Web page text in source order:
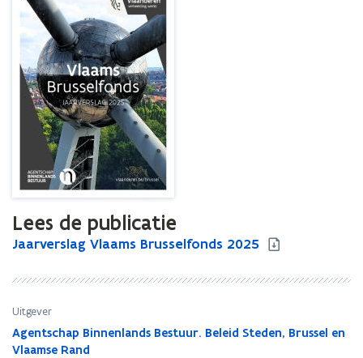
Lees de publicatie
J
a
v
e
r
Jaarverslag Vlaams Brusselfonds 2025
J
a
v
e
r
Uitgever
Agentschap Binnenlands Bestuur. Beleid Steden, Brussel en
Vlaamse Rand